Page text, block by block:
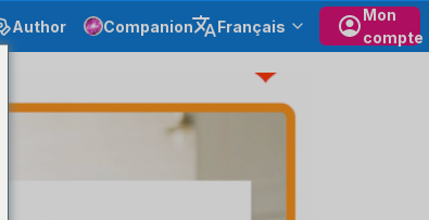
Author Companion Français
Mon
compte